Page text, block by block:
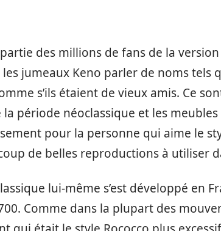
des millions de fans de la version
jumeaux Keno parler de noms tels
s’ils étaient de vieux amis. Ce
période néoclassique et les
pour la personne qui aime le
de belles reproductions à utiliser
lui-même s’est développé en
Comme dans la plupart des